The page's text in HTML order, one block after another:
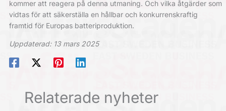
kommer att reagera på denna utmaning. Och vilka åtgärder som
vidtas för att säkerställa en hållbar och konkurrenskraftig
framtid för Europas batteriproduktion.
Uppdaterad: 13 mars 2025
Relaterade nyheter